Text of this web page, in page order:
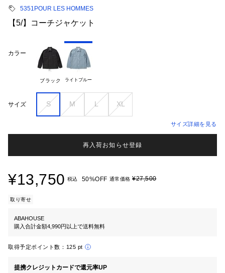
5351POUR LES HOMMES
【5/】コーチジャケット
カラー
ブラック ライトブルー
サイズ S M L XL
サイズ詳細を見る
再入荷お知らせ登録
¥13,750 税込 50%OFF 通常価格 ¥27,500
取り寄せ
ABAHOUSE
購入合計金額4,990円以上で送料無料
取得予定ポイント数： 125 pt
提携クレジットカードで還元率UP